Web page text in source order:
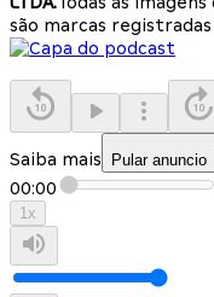
são marcas
Saiba mais Pular anuncio
00:00
1x